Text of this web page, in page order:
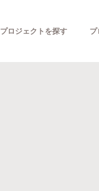
プロジェクトを探す